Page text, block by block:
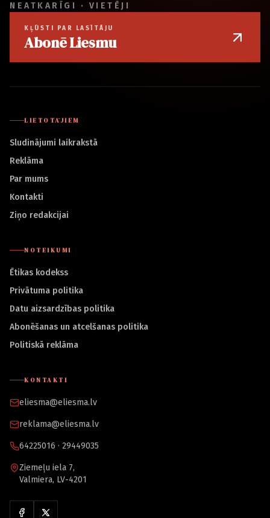
NEATKARĪGI · VIETĒJI
KĻŪSTI PAR LASĪTĀJU
Abonē Liesmu
LIETOTĀJIEM
Sludinājumi laikrakstā
Reklāma
Par mums
Kontakti
Ziņo redakcijai
NOTEIKUMI
Ētikas kodekss
Privātuma politika
Datu aizsardzības politika
Abonēšanas un atcelšanas politika
Politiskā reklāma
KONTAKTI
eliesma@eliesma.lv
reklama@eliesma.lv
64225016 · 29449035
Ziemeļu iela 7,
Valmiera, LV-4201